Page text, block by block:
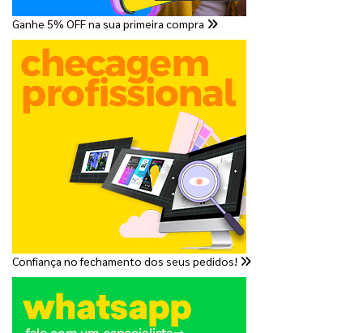
Ganhe 5% OFF na sua primeira compra
Confiança no fechamento dos seus pedidos!